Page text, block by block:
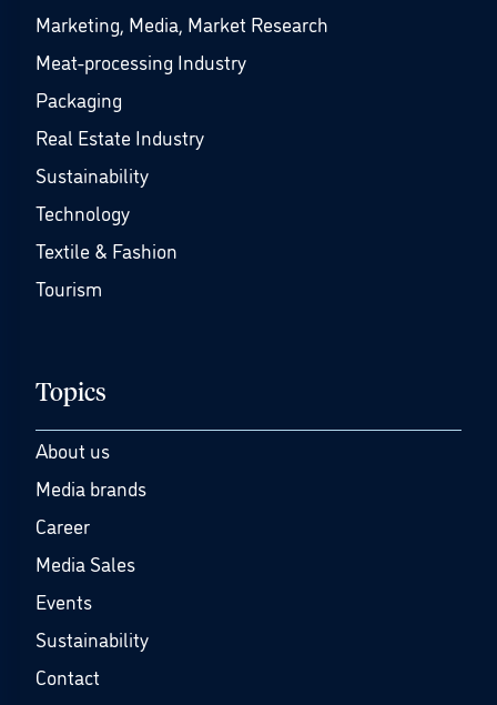
Marketing, Media, Market Research
Meat-processing Industry
Packaging
Real Estate Industry
Sustainability
Technology
Textile & Fashion
Tourism
Topics
About us
Media brands
Career
Media Sales
Events
Sustainability
Contact